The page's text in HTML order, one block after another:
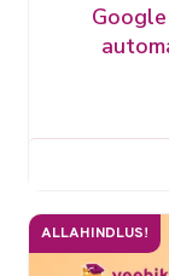
ALLAHINDLUS!